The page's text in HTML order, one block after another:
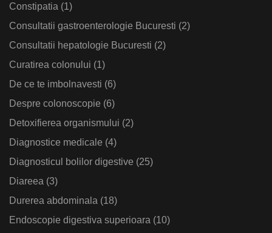
Constipatia (1)
Consultatii gastroenterologie Bucuresti (2)
Consultatii hepatologie Bucuresti (2)
Curatirea colonului (1)
De ce te imbolnavesti (6)
Despre colonoscopie (6)
Detoxifierea organismului (2)
Diagnostice medicale (4)
Diagnosticul bolilor digestive (25)
Diareea (3)
Durerea abdominala (18)
Endoscopie digestiva superioara (10)